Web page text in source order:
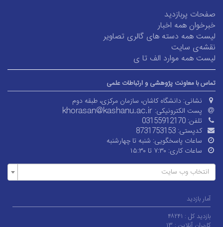
صفحات پربازدید
خبرخوان همه اخبار
لیست همه دسته های گالری تصاویر
نقشه‌ی سایت
لیست همه موارد الف تا ی
تماس با معاونت پژوهشی و ارتباطات علمی
نشانی: دانشگاه کاشان، سازمان مرکزی، طبقه دوم
پست الکترونیکی:
تلفن: 03155912170
کدپستی: 8731753153
ساعات پاسخگویی: شنبه تا چهارشنبه
ساعات کاری: ۷:۳۰ تا ۱۵:۳۰
انتخاب وب سایت
آمار بازدید
بازدید کل : ۴۸۲۴۱